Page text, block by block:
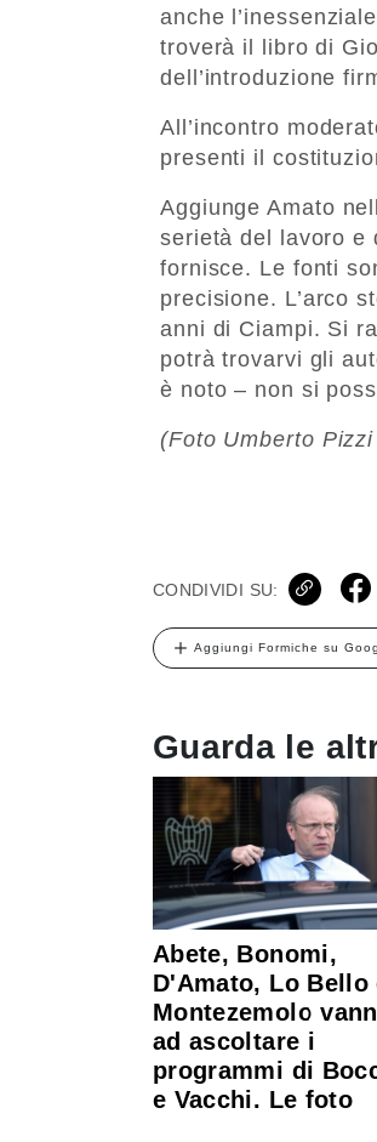
anche
troverà il libro di
dell’introduzione
All’incontro
presenti il
Aggiunge Amato
serietà del lavoro e
fornisce. Le fonti
precisione. L’arco
anni di Ciampi. Si
potrà trovarvi gli
è noto – non si
(Foto Umberto
CONDIVIDI SU:
Aggiungi Formiche su
Guarda le
Abete, Bonomi,
D'Amato, Lo Bello
Montezemolo
ad ascoltare i
programmi di
e Vacchi. Le foto